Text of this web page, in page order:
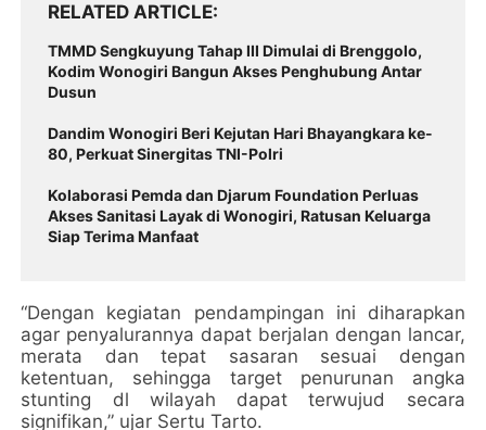
RELATED ARTICLE
TMMD Sengkuyung Tahap III Dimulai di Brenggolo,
Kodim Wonogiri Bangun Akses Penghubung Antar
Dusun
Dandim Wonogiri Beri Kejutan Hari Bhayangkara ke-
80, Perkuat Sinergitas TNI-Polri
Kolaborasi Pemda dan Djarum Foundation Perluas
Akses Sanitasi Layak di Wonogiri, Ratusan Keluarga
Siap Terima Manfaat
“Dengan kegiatan pendampingan ini diharapkan
agar penyalurannya dapat berjalan dengan lancar,
merata dan tepat sasaran sesuai dengan
ketentuan, sehingga target penurunan angka
stunting dl wilayah dapat terwujud secara
signifikan,” ujar Sertu Tarto.